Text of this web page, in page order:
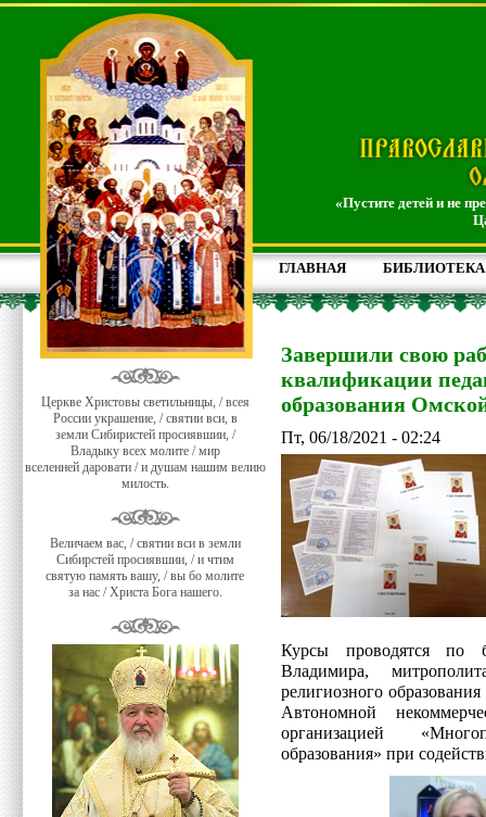
«Пустите детей и не
ГЛАВНАЯ БИБЛИОТЕКА
Церкве Христовы светильницы, / всея
России украшение, / святии вси, в
земли Сибиристей просиявшии, /
Владыку всех молите / мир
вселенней даровати / и душам нашим велию
милость.
Величаем вас, / святии вси в земли
Сибирстей просиявшии, / и чтим
святую память вашу, / вы бо молите
за нас / Христа Бога нашего.
Завершили свою
квалификации
образования
Пт, 06/18/2021 - 02:24
Курсы проводятся по
Владимира,
религиозного
Автономной
организацией
образования» при